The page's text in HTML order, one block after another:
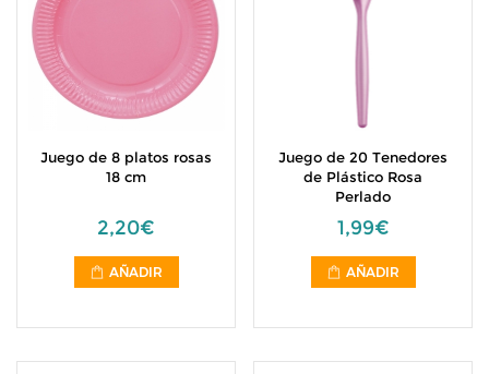
Juego de 8 platos rosas
18 cm
2,20€
AÑADIR
Juego de 20 Tenedores
de Plástico Rosa
Perlado
1,99€
AÑADIR